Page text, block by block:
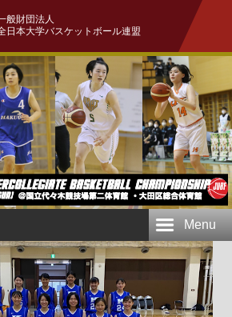
般財団法人
日本大学バスケットボール連盟
Menu